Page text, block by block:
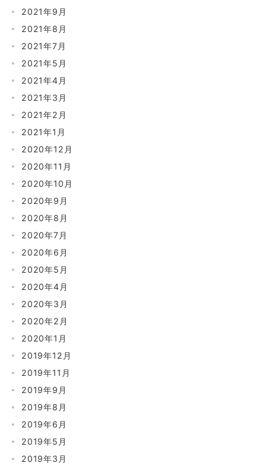
2021年9月
2021年8月
2021年7月
2021年5月
2021年4月
2021年3月
2021年2月
2021年1月
2020年12月
2020年11月
2020年10月
2020年9月
2020年8月
2020年7月
2020年6月
2020年5月
2020年4月
2020年3月
2020年2月
2020年1月
2019年12月
2019年11月
2019年9月
2019年8月
2019年6月
2019年5月
2019年3月